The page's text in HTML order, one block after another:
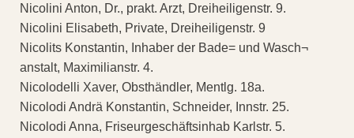
Nicolini Anton, Dr., prakt. Arzt, Dreiheiligenstr. 9.
Nicolini Elisabeth, Private, Dreiheiligenstr. 9
Nicolits Konstantin, Inhaber der Bade= und Wasch¬
anstalt, Maximilianstr. 4.
Nicolodelli Xaver, Obsthändler, Mentlg. 18a.
Nicolodi Andrä Konstantin, Schneider, Innstr. 25.
Nicolodi Anna, Friseurgeschäftsinhab Karlstr. 5.